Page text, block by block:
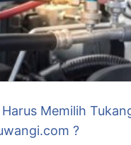
Memilih
?